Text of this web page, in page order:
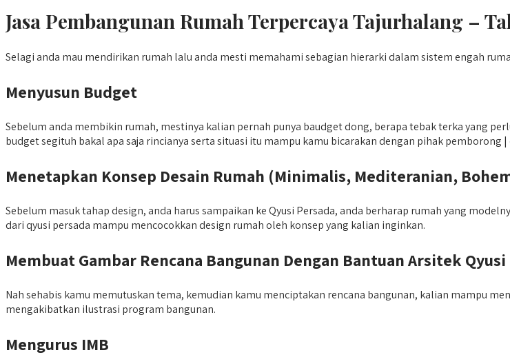
Jasa Pembangunan Rumah Terpercaya Tajurhalang –
Selagi anda mau mendirikan rumah lalu anda mesti memahami sebagian hierarki dalam sistem engah
Menyusun Budget
Sebelum anda membikin rumah, mestinya kalian pernah punya baudget dong, berapa tebak terka yang
budget segituh bakal apa saja rincianya serta situasi itu mampu kamu bicarakan dengan pihak pemborong |
Menetapkan Konsep Desain Rumah (Minimalis, Mediteranian,
Sebelum masuk tahap design, anda harus sampaikan ke Qyusi Persada, anda berharap rumah yang
dari qyusi persada mampu mencocokkan design rumah oleh konsep yang kalian inginkan.
Membuat Gambar Rencana Bangunan Dengan Bantuan Arsitek Qyusi
Nah sehabis kamu memutuskan tema, kemudian kamu menciptakan rencana bangunan, kalian mampu
mengakibatkan ilustrasi program bangunan.
Mengurus IMB